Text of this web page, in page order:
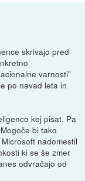
skrivajo pred
varnosti"
po navad leta in
kej pisat. Pa
bi tako
nadomestil
ki se še zmer
odvračajo od